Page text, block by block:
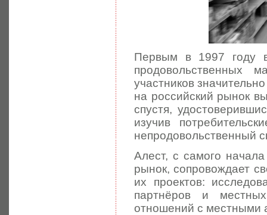
Первым в 1997 году в
продовольственных
участников
на российский рынок
спустя,
изучив
непродовольственный
Алест, с самого
рынок, сопровождает
их проектов:
партнёров и местных
отношений с местными